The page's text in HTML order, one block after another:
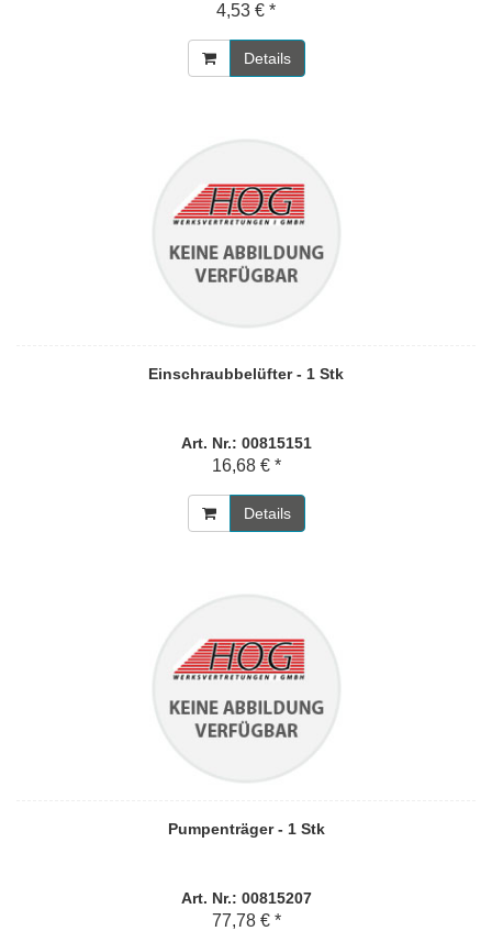
4,53 € *
Details
Einschraubbelüfter - 1 Stk
Art. Nr.: 00815151
16,68 € *
Details
Pumpenträger - 1 Stk
Art. Nr.: 00815207
77,78 € *